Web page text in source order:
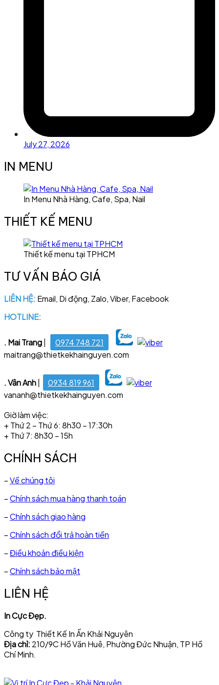
July 27, 2026
IN MENU
In Menu Nhà Hàng, Cafe, Spa, Nail
THIẾT KẾ MENU
Thiết kế menu tại TPHCM
TƯ VẤN BÁO GIÁ
LIÊN HỆ: Email, Di động, Zalo, Viber, Facebook
HOTLINE:
. Mai Trang|
0974 748 721
maitrang@thietkekhainguyen.com
. Vân Anh
0934 819 961
vananh@thietkekhainguyen.com
Giờ làm việc:
+ Thứ 2 – Thứ 6: 8h30 – 17:30h
+ Thứ 7: 8h30 – 15h
CHÍNH SÁCH
–Về chúng tôi
–Chính sách mua hàng thanh toán
–Chính sách giao hàng
–Chính sách đổi trả hoàn tiền
–Điều khoản điều kiện
–Chính sách bảo mật
LIÊN HỆ
In Cực Đẹp.
Công ty Thiết Kế In Ấn Khải Nguyên
Địa chỉ: 210/9C Hồ Văn Huê, Phường Đức Nhuận, TP Hồ
Chí Minh.